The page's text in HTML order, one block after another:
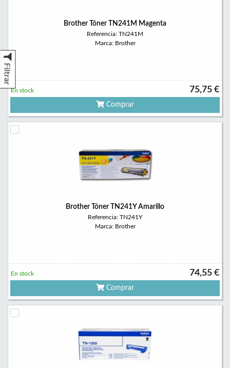
Filtrar
Brother Tóner TN241M Magenta
Referencia: TN241M
Marca: Brother
75,75 €
En stock
Comprar
Brother Tóner TN241Y Amarillo
Referencia: TN241Y
Marca: Brother
74,55 €
En stock
Comprar